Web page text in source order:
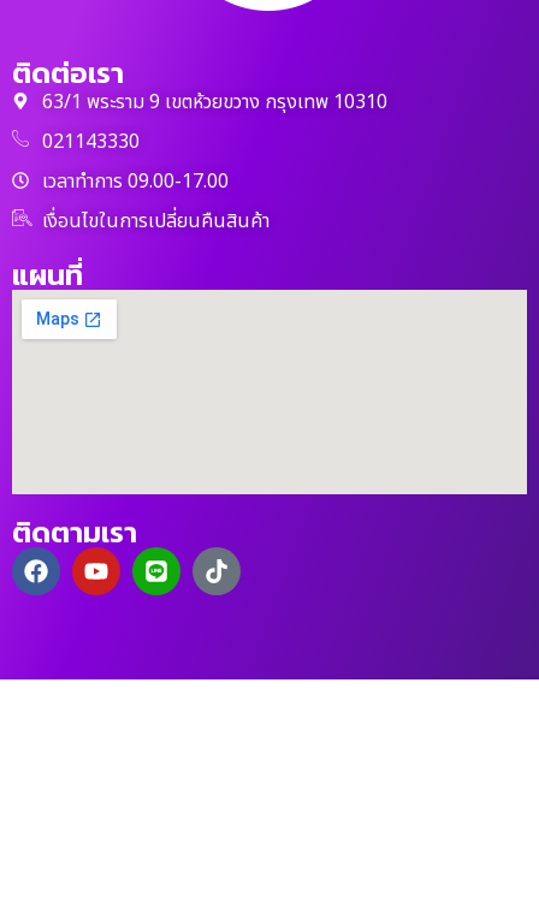
ติดต่อเรา
63/1 พระราม 9 เขตห้วยขวาง กรุงเทพ 10310
021143330
เวลาทำการ 09.00-17.00
เงื่อนไขในการเปลี่ยนคืนสินค้า
แผนที่
ติดตามเรา